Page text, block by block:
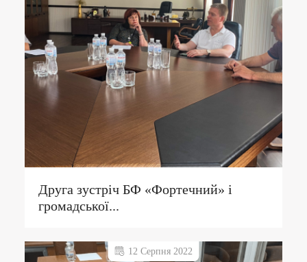
Друга зустріч БФ «Фортечний» і
громадської...
12 Серпня 2022